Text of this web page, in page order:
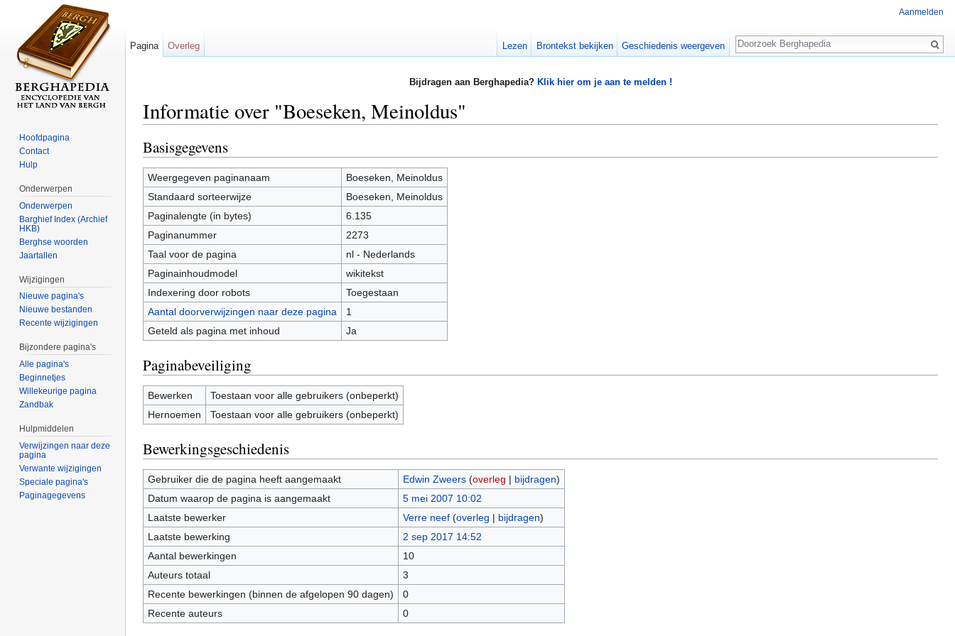
Bijdragen aan Berghapedia? Klik hier om je aan te melden !
Informatie over "Boeseken, Meinoldus"
Basisgegevens
Weergegeven paginanaam
Boeseken, Meinoldus
Standaard sorteerwijze
Boeseken, Meinoldus
Paginalengte (in bytes)
6.135
Paginanummer
2273
Taal voor de pagina
nl - Nederlands
Paginainhoudmodel
wikitekst
Indexering door robots
Toegestaan
Aantal doorverwijzingen naar deze pagina
1
Geteld als pagina met inhoud
Ja
Paginabeveiliging
Bewerken
Toestaan voor alle gebruikers (onbeperkt)
Hernoemen
Toestaan voor alle gebruikers (onbeperkt)
Bewerkingsgeschiedenis
Gebruiker die de pagina heeft aangemaakt Edwin Zweers (overleg | bijdragen)
Datum waarop de pagina is aangemaakt
5 mei 2007 10:02
Laatste bewerker
Verre neef (overleg | bijdragen)
Laatste bewerking
2 sep 2017 14:52
Aantal bewerkingen
10
Auteurs totaal
3
Recente bewerkingen (binnen de afgelopen 90 dagen)
0
Recente auteurs
0
Aanmelden
Pagina Overleg Lezen Brontekst bekijken Geschiedenis weergeven
Zoeken
Hoofdpagina
Contact
Hulp
Onderwerpen
Onderwerpen
Barghief Index (Archief
HKB)
Berghse woorden
Jaartallen
Wijzigingen
Nieuwe pagina's
Nieuwe bestanden
Recente wijzigingen
Bijzondere pagina's
Alle pagina's
Beginnetjes
Willekeurige pagina
Zandbak
Hulpmiddelen
Verwijzingen naar deze
pagina
Verwante wijzigingen
Speciale pagina's
Paginagegevens